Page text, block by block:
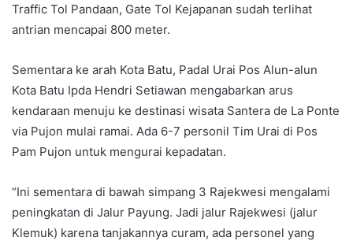
Traffic Tol Pandaan, Gate Tol Kejapanan sudah terlihat
antrian mencapai 800 meter.
Sementara ke arah Kota Batu, Padal Urai Pos Alun-alun
Kota Batu Ipda Hendri Setiawan mengabarkan arus
kendaraan menuju ke destinasi wisata Santera de La Ponte
via Pujon mulai ramai. Ada 6-7 personil Tim Urai di Pos
Pam Pujon untuk mengurai kepadatan.
“Ini sementara di bawah simpang 3 Rajekwesi mengalami
peningkatan di Jalur Payung. Jadi jalur Rajekwesi (jalur
Klemuk) karena tanjakannya curam, ada personel yang